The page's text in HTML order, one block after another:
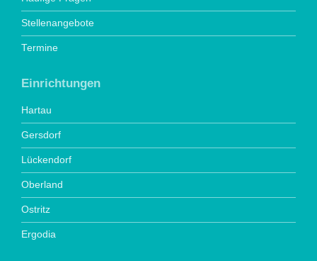
Stellenangebote
Termine
Einrichtungen
Hartau
Gersdorf
Lückendorf
Oberland
Ostritz
Ergodia